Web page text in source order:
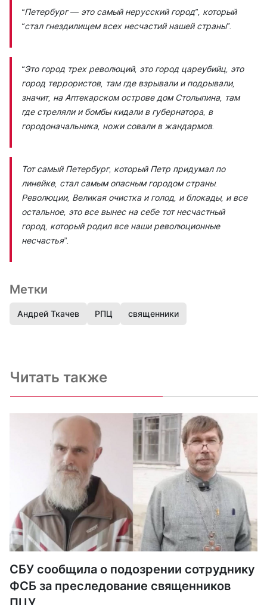
“Петербург — это самый нерусский город”, который
“стал гнездилищем всех несчастий нашей страны”.
“Это город трех революций, это город цареубийц, это
город террористов, там где взрывали и подрывали,
значит, на Аптекарском острове дом Столыпина, там
где стреляли и бомбы кидали в губернатора, в
городоначальника, ножи совали в жандармов.
Тот самый Петербург, который Петр придумал по
линейке, стал самым опасным городом страны.
Революции, Великая очистка и голод, и блокады, и все
остальное, это все вынес на себе тот несчастный
город, который родил все наши революционные
несчастья”.
Метки
Андрей Ткачев РПЦ священники
Читать также
СБУ сообщила о подозрении сотруднику
ФСБ за преследование священников